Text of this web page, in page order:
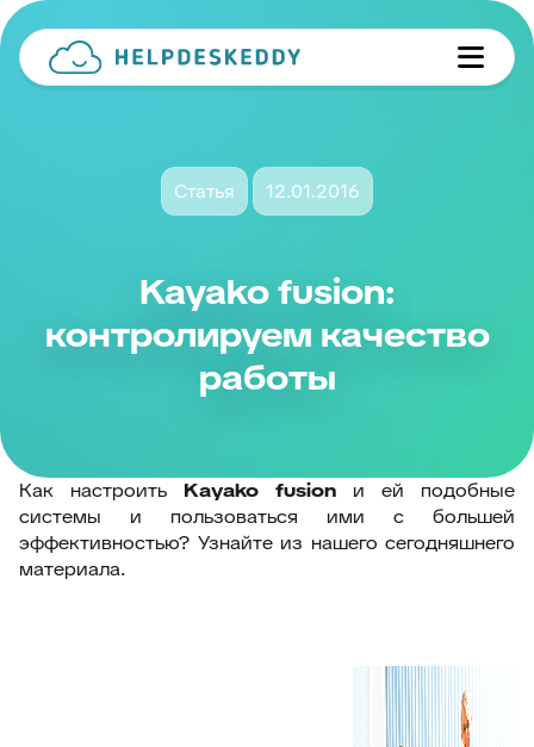
Статья 12.01.2016
Kayako fusion:
контролируем качество
работы
Как настроить Kayako fusion и ей подобные
системы и пользоваться ими с большей
эффективностью? Узнайте из нашего сегодняшнего
материала.